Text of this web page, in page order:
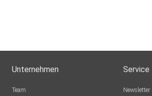
Unternehmen
Team
Service
Newsletter